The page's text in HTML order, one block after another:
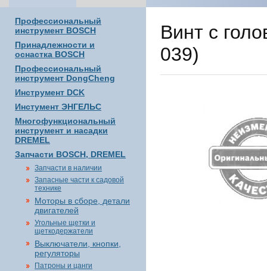
Профессиональный
инструмент BOSCH
Принадлежности и
оснастка BOSCH
Профессиональный
инструмент DongCheng
Инструмент DCK
Инстумент ЭНГЕЛЬС
Многофункциональный
инструмент и насадки
DREMEL
Запчасти BOSCH, DREMEL
Запчасти в наличии
Запасные части к садовой
технике
Моторы в сборе, детали
двигателей
Угольные щетки и
щеткодержатели
Выключатели, кнопки,
регуляторы
Патроны и цанги
Винт с
039)